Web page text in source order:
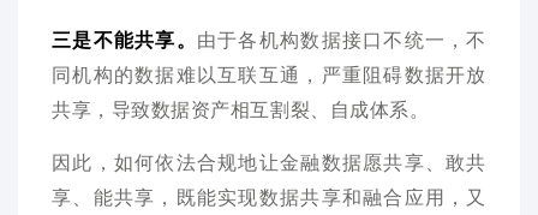
三是不能共享。 由于各机构数据接口不统一，不
同机构的数据难以互联互通，严重阻碍数据开放
共享，导致数据资产相互割裂、自成体系。
因此，如何依法合规地让金融数据愿共享、敢共
享、能共享，既能实现数据共享和融合应用，又